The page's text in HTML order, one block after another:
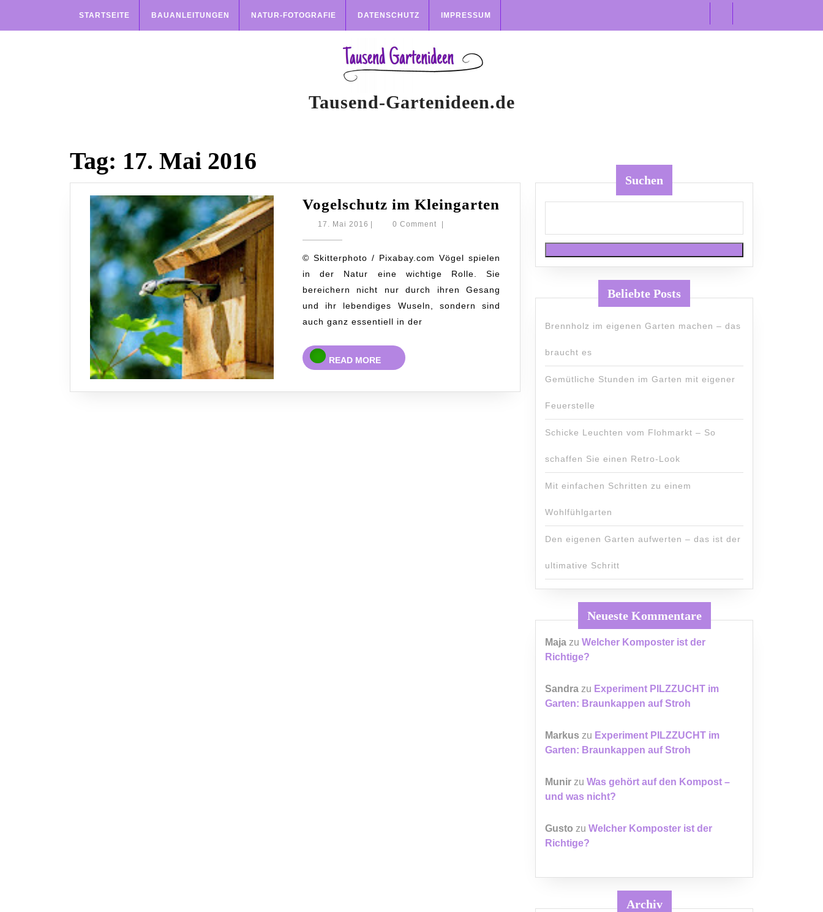
content
STARTSEITE BAUANLEITUNGEN NATUR-FOTOGRAFIE DATENSCHUTZ IMPRESSUM
Tausend-Gartenideen.de
Tag: 17. Mai 2016
Vogelschutz im Kleingarten Vogelschutz
Kleingarten
17. Mai 2016 17.
0 Comment
© Skitterphoto / Pixabay.com Vögel spielen
in der Natur eine wichtige Rolle. Sie
bereichern nicht nur durch ihren Gesang
und ihr lebendiges Wuseln, sondern sind
auch ganz essentiell in der
READ MORE
READ
MORE
Suchen
Beliebte Posts
Brennholz im eigenen Garten machen – das
braucht es
Gemütliche Stunden im Garten mit eigener
Feuerstelle
Schicke Leuchten vom Flohmarkt – So
schaffen Sie einen Retro-Look
Mit einfachen Schritten zu einem
Wohlfühlgarten
Den eigenen Garten aufwerten – das ist der
ultimative Schritt
Neueste Kommentare
Maja zu Welcher Komposter ist der
Richtige?
Sandra zu Experiment PILZZUCHT im
Garten: Braunkappen auf Stroh
Markus zu Experiment PILZZUCHT im
Garten: Braunkappen auf Stroh
Munir zu Was gehört auf den Kompost –
und was nicht?
Gusto zu Welcher Komposter ist der
Richtige?
Archiv